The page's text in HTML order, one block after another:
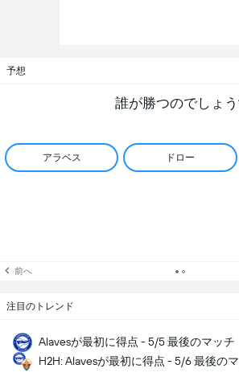
予想
誰が勝つのでしょ
アラベス ドロー
前へ
注目のトレンド
Alavesが最初に得点 - 5/5 最後のマッチ
H2H: Alavesが最初に得点 - 5/6 最後の